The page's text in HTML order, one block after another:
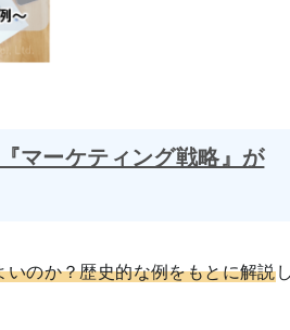
マーケティング戦略』が
のか？歴史的な例をもとに解説